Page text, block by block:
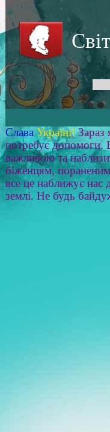
Слава Україні!
потребує допомоги.
важливою та
біженцям,
все це наближує нас
землі. Не будь